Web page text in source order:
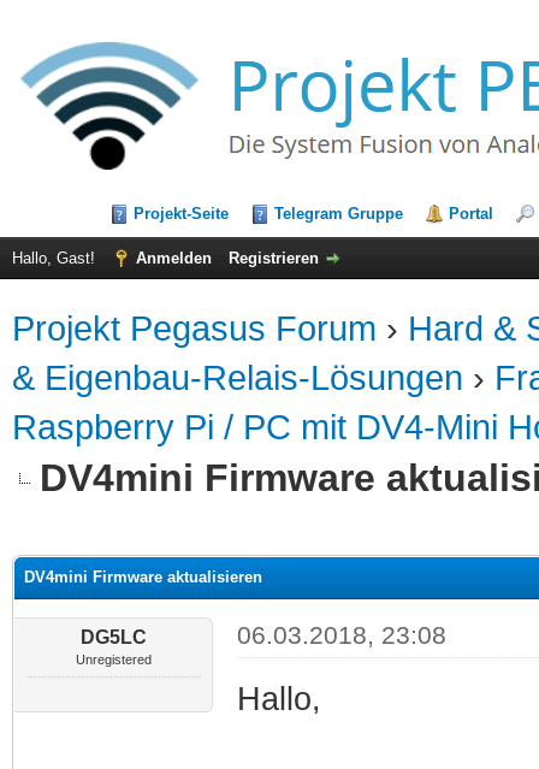
Projekt-Seite Telegram Gruppe Portal
Hallo, Gast! Anmelden Registrieren
Projekt Pegasus Forum › Hard &
& Eigenbau-Relais-Lösungen ›
Raspberry Pi / PC mit DV4-Mini
DV4mini Firmware
DV4mini Firmware aktualisieren
DG5LC
Unregistered
06.03.2018, 23:08
Hallo,